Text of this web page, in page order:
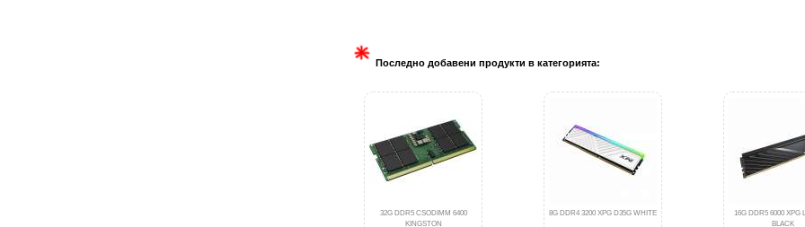
Последно добавени продукти в категорията:
32G DDR5 CSODIMM 6400
KINGSTON
8G DDR4 3200 XPG D35G WHITE
16G DDR5 6000 XPG
BLACK